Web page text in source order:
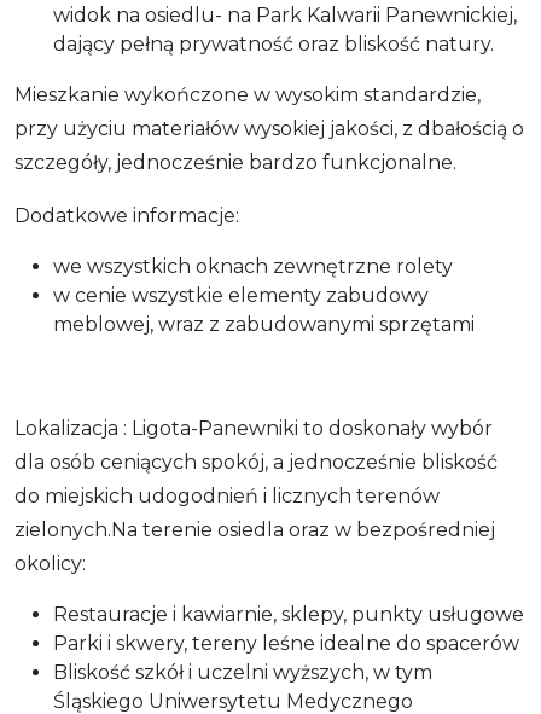
widok na osiedlu- na Park Kalwarii Panewnickiej,
dający pełną prywatność oraz bliskość natury.
Mieszkanie wykończone w wysokim standardzie,
przy użyciu materiałów wysokiej jakości, z dbałością o
szczegóły, jednocześnie bardzo funkcjonalne.
Dodatkowe informacje:
we wszystkich oknach zewnętrzne rolety
w cenie wszystkie elementy zabudowy
meblowej, wraz z zabudowanymi sprzętami
Lokalizacja : Ligota-Panewniki to doskonały wybór
dla osób ceniących spokój, a jednocześnie bliskość
do miejskich udogodnień i licznych terenów
zielonych.Na terenie osiedla oraz w bezpośredniej
okolicy:
Restauracje i kawiarnie, sklepy, punkty usługowe
Parki i skwery, tereny leśne idealne do spacerów
Bliskość szkół i uczelni wyższych, w tym
Śląskiego Uniwersytetu Medycznego